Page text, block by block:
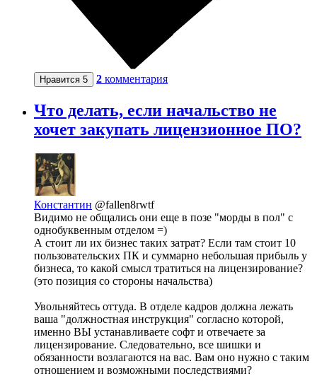
Нравится 5 2 комментария
Что делать, если начальство не
хочет закупать лицензионное ПО?
Константин @fallen8rwtf
Видимо не общались они еще в позе "морды в пол" с
однобуквенным отделом =)
А стоит ли их бизнес таких затрат? Если там стоит 10
пользовательских ПК и суммарно небольшая прибыль у
бизнеса, то какой смысл тратиться на лицензирование?
(это позиция со стороны начальства)
Увольняйтесь оттуда. В отделе кадров должна лежать
ваша "должностная инструкция" согласно которой,
именно ВЫ устанавливаете софт и отвечаете за
лицензирование. Следовательно, все шишки и
обязанности возлагаются на вас. Вам оно нужно с таким
отношением и возможными последствиями?